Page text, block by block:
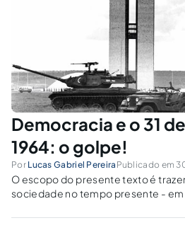
Democracia e o 31
1964: o golpe!
Por Lucas Gabriel Pereira Publicado em
O escopo do presente texto é
sociedade no tempo presente -
instaurado no Brasil por meio de